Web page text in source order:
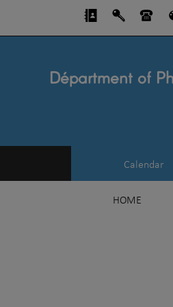
Départment of
Calendar
HOME